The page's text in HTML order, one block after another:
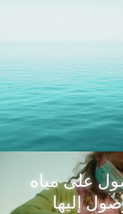
على مياه
إليها